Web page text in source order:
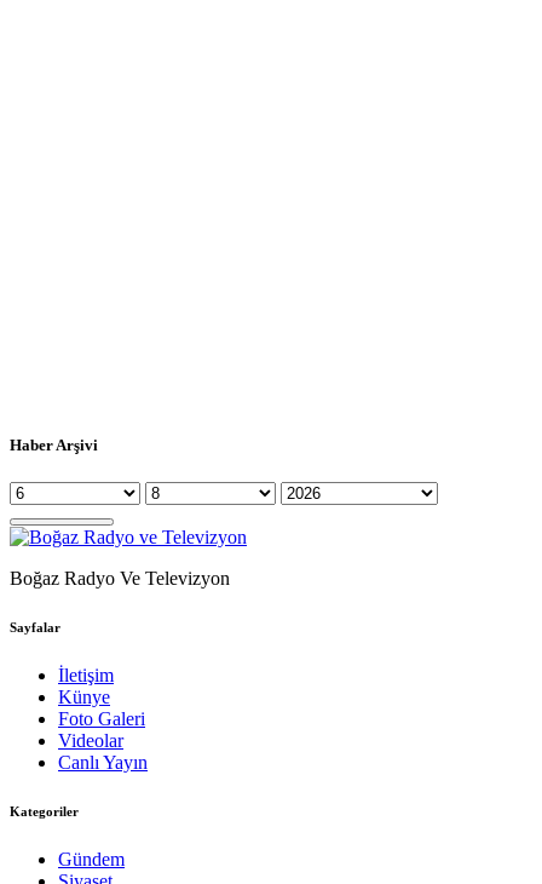
Haber Arşivi
Boğaz Radyo Ve Televizyon
Sayfalar
İletişim
Künye
Foto Galeri
Videolar
Canlı Yayın
Kategoriler
Gündem